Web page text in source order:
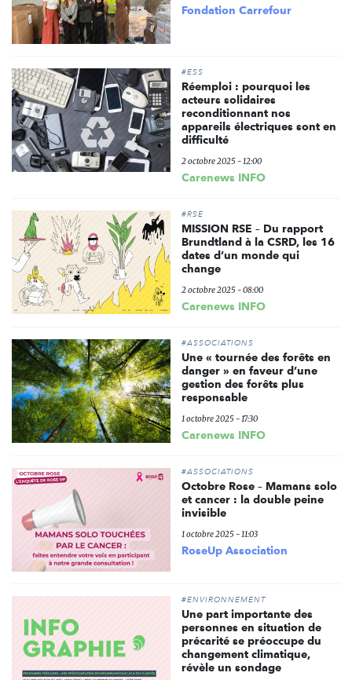
Fondation Carrefour
#ESS
Réemploi : pourquoi les
acteurs solidaires
reconditionnant nos
appareils électriques sont en
difficulté
2 octobre 2025 - 12:00
Carenews INFO
#RSE
MISSION RSE – Du rapport
Brundtland à la CSRD, les 16
dates d’un monde qui
change
2 octobre 2025 - 08:00
Carenews INFO
#ASSOCIATIONS
Une « tournée des forêts en
danger » en faveur d’une
gestion des forêts plus
responsable
1 octobre 2025 - 17:30
Carenews INFO
#ASSOCIATIONS
Octobre Rose – Mamans solo
et cancer : la double peine
invisible
1 octobre 2025 - 11:03
RoseUp Association
#ENVIRONNEMENT
Une part importante des
personnes en situation de
précarité se préoccupe du
changement climatique,
révèle un sondage